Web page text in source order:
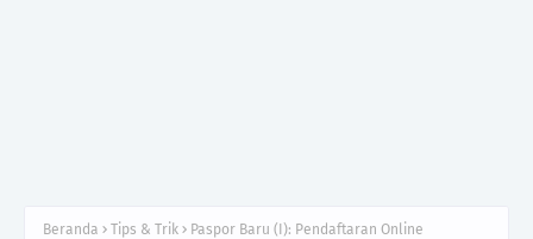
Beranda Tips & Trik Paspor Baru (I): Pendaftaran Online